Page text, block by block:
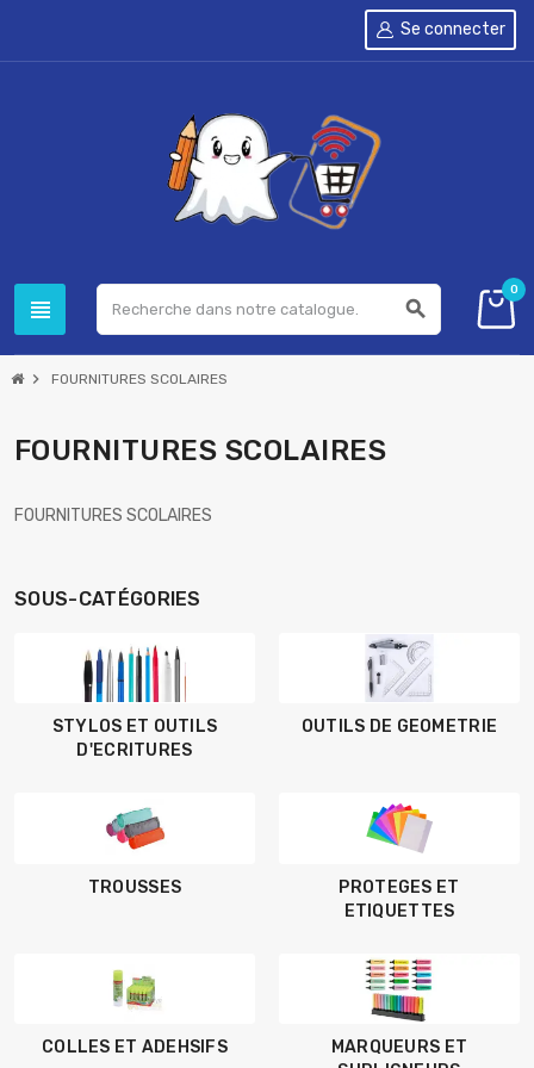
view_headline search
Se connecter
0
chevron_right FOURNITURES SCOLAIRES
FOURNITURES SCOLAIRES
FOURNITURES SCOLAIRES
SOUS-CATÉGORIES
STYLOS ET OUTILS
D'ECRITURES
OUTILS DE GEOMETRIE
TROUSSES
PROTEGES ET
ETIQUETTES
COLLES ET ADEHSIFS
MARQUEURS ET